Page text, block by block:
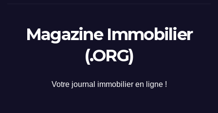
Magazine Immobilier
(.ORG)
Votre journal immobilier en ligne !